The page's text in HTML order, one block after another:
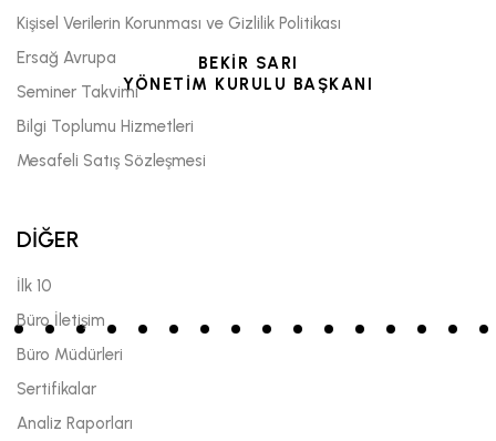
BEKİR SARI
YÖNETİM KURULU BAŞKANI
Kişisel Verilerin Korunması ve Gizlilik Politikası
Ersağ Avrupa
Seminer Takvimi
Bilgi Toplumu Hizmetleri
Mesafeli Satış Sözleşmesi
DİĞER
İlk 10
Büro İletişim
Büro Müdürleri
Sertifikalar
Analiz Raporları